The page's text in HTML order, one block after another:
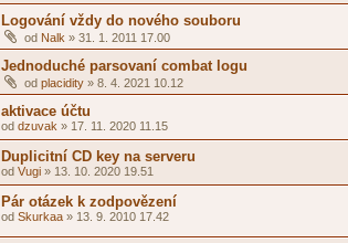
Logování vždy do nového souboru
od Nalk » 31. 1. 2011 17.00
Jednoduché parsovaní combat logu
od placidity » 8. 4. 2021 10.12
aktivace účtu
od dzuvak » 17. 11. 2020 11.15
Duplicitní CD key na serveru
od Vugi » 13. 10. 2020 19.51
Pár otázek k zodpovězení
od Skurkaa » 13. 9. 2010 17.42